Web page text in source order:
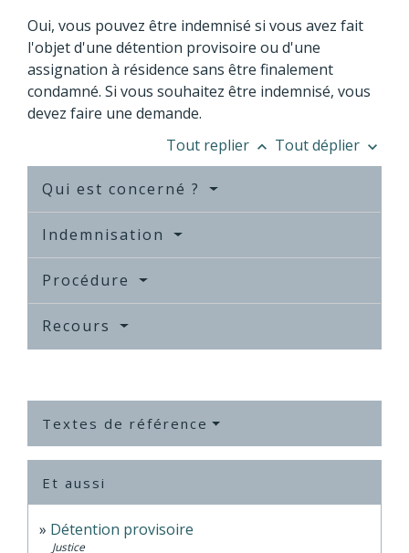
Oui, vous pouvez être indemnisé si vous avez fait
l'objet d'une détention provisoire ou d'une
assignation à résidence sans être finalement
condamné. Si vous souhaitez être indemnisé, vous
devez faire une demande.
Tout replier keyboard_arrow_up Tout déplier keyboard_arrow_down
Qui est concerné ?
Indemnisation
Procédure
Recours
Textes de référence
Et aussi
Détention provisoire
Justice